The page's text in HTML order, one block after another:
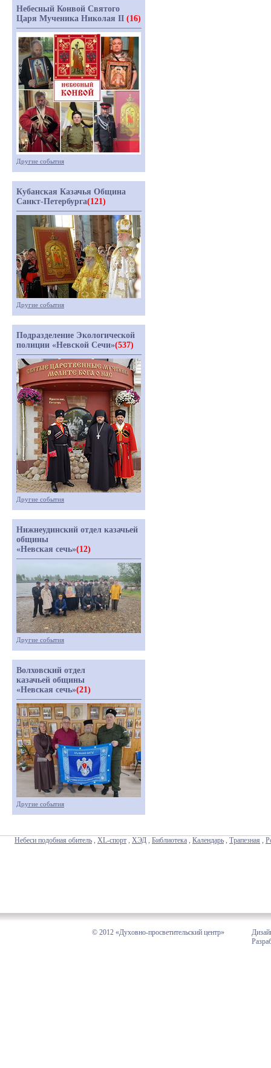
Небесный Конвой Святого
Царя Мученика Николая II (16)
Другие события
Кубанская Казачья Община
Санкт-Петербурга(121)
Другие события
Подразделение Экологической
полиции «Невской Сечи»(537)
Другие события
Нижнеудинский отдел казачьей
общины
«Невская сечь»(12)
Другие события
Волховский отдел
казачьей общины
«Невская сечь»(21)
Другие события
Небеси подобная обитель , XL-спорт , ХЭД , Библиотека , Календарь , Трапезная ,
© 2012 «Духовно-просветительский центр»